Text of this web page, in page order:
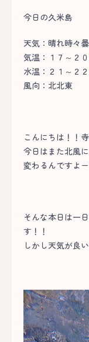
今日の久米島
天気：晴れ時々曇
気温：１７～２
水温：２１～２
風向：北北東
こんにちは！！
今日はまた北風
変わるんですよー
そんな本日は一
す！！
しかし天気が良